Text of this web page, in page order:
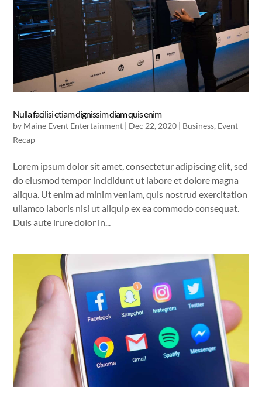
Nulla facilisi etiam dignissim diam quis enim
by Maine Event Entertainment | Dec 22, 2020 | Business, Event
Recap
Lorem ipsum dolor sit amet, consectetur adipiscing elit, sed
do eiusmod tempor incididunt ut labore et dolore magna
aliqua. Ut enim ad minim veniam, quis nostrud exercitation
ullamco laboris nisi ut aliquip ex ea commodo consequat.
Duis aute irure dolor in...